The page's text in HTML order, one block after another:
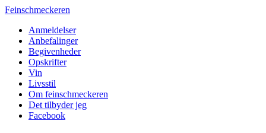
Feinschmeckeren
Anmeldelser
Anbefalinger
Begivenheder
Opskrifter
Vin
Livsstil
Om feinschmeckeren
Det tilbyder jeg
Facebook